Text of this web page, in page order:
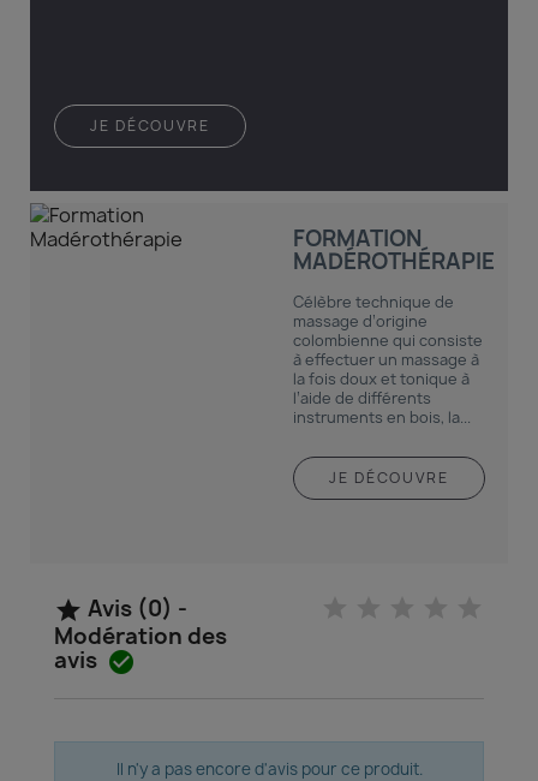
JE DÉCOUVRE
FORMATION
MADÉROTHÉRAPIE
Célèbre technique de
massage d’origine
colombienne qui consiste
à effectuer un massage à
la fois doux et tonique à
l’aide de différents
instruments en bois, la...
JE DÉCOUVRE
 Avis (0) -
Modération des
avis 
Il n'y a pas encore d'avis pour ce produit.